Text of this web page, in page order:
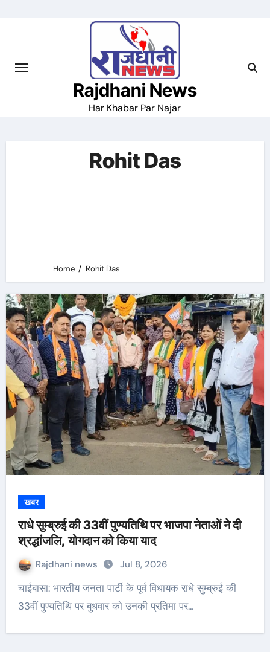
Rajdhani News
Har Khabar Par Najar
Rohit Das
Home Rohit Das
खबर
राधे सुम्ब्रुई की 33वीं पुण्यतिथि पर भाजपा नेताओं ने दी
श्रद्धांजलि, योगदान को किया याद
Rajdhani news Jul 8, 2026
चाईबासा: भारतीय जनता पार्टी के पूर्व विधायक राधे सुम्ब्रुई की
33वीं पुण्यतिथि पर बुधवार को उनकी प्रतिमा पर…